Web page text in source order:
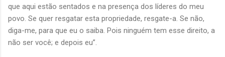
que aqui estão sentados e na presença dos líderes do meu
povo. Se quer resgatar esta propriedade, resgate-a. Se não,
diga-me, para que eu o saiba. Pois ninguém tem esse direito, a
não ser você; e depois eu”.